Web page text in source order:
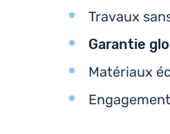
Travaux
Garan­tie
Maté­riaux